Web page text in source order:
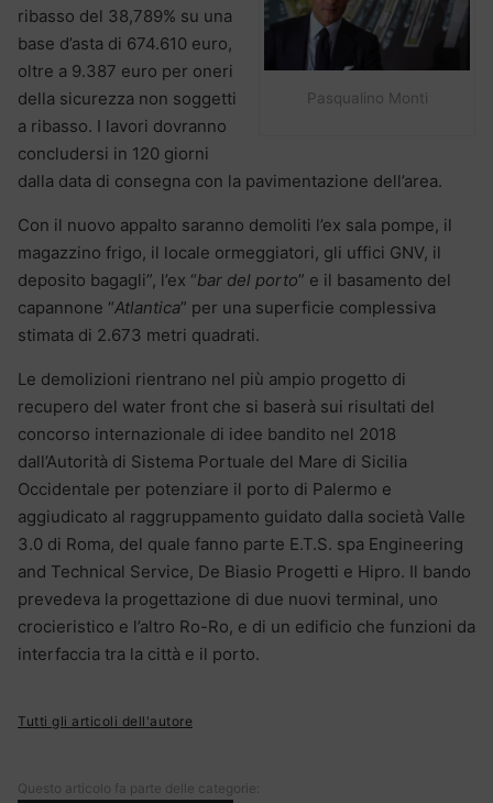
Pasqualino Monti
ribasso del 38,789% su una
base d’asta di 674.610 euro,
oltre a 9.387 euro per oneri
della sicurezza non soggetti
a ribasso. I lavori dovranno
concludersi in 120 giorni
dalla data di consegna con la pavimentazione dell’area.
Con il nuovo appalto saranno demoliti l’ex sala pompe, il
magazzino frigo, il locale ormeggiatori, gli uffici GNV, il
deposito bagagli”, l’ex “bar del porto” e il basamento del
capannone “Atlantica” per una superficie complessiva
stimata di 2.673 metri quadrati.
Le demolizioni rientrano nel più ampio progetto di
recupero del water front che si baserà sui risultati del
concorso internazionale di idee bandito nel 2018
dall’Autorità di Sistema Portuale del Mare di Sicilia
Occidentale per potenziare il porto di Palermo e
aggiudicato al raggruppamento guidato dalla società Valle
3.0 di Roma, del quale fanno parte E.T.S. spa Engineering
and Technical Service, De Biasio Progetti e Hipro. Il bando
prevedeva la progettazione di due nuovi terminal, uno
crocieristico e l’altro Ro-Ro, e di un edificio che funzioni da
interfaccia tra la città e il porto.
Tutti gli articoli dell'autore
Questo articolo fa parte delle categorie: